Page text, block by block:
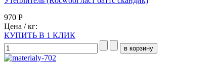
970 Р
Цена / кг:
КУПИТЬ В 1 КЛИК